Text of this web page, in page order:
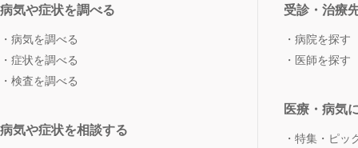
病気や症状を調べる
病気を調べる
症状を調べる
検査を調べる
病気や症状を相談する
受診・治療
病院を探す
医師を探す
医療・病気
特集・ピッ